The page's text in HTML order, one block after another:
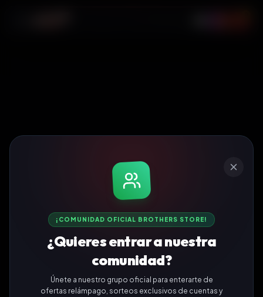
¡COMUNIDAD OFICIAL BROTHERS STORE!
¿Quieres entrar a nuestra
comunidad?
Únete a nuestro grupo oficial para enterarte de
ofertas relámpago, sorteos exclusivos de cuentas y